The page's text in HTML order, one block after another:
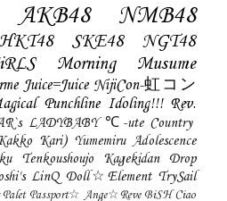
AKB48 NMB48
HKT48 SKE48
NGT48
Morning Musume
Juice=Juice NijiCon-虹コン
Punchline Idoling!!! Rev.
LADYBABY ℃-ute Country
Kari) Yumemiru Adolescence
Tenkoushoujo Kagekidan
Drop
LinQ Doll☆Element TrySail
Palet Passport☆ Ange☆Reve BiSH Ciao